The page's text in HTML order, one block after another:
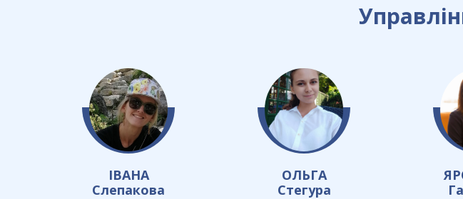
ІВАНА
Слепакова
ОЛЬГА
Стегура